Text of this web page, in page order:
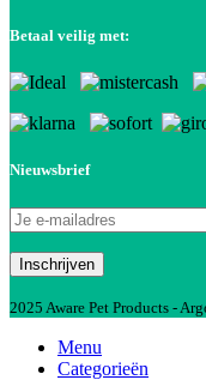
Betaal veilig met:
Nieuwsbrief
2025 Aware Pet Products -
Menu
Categorieën